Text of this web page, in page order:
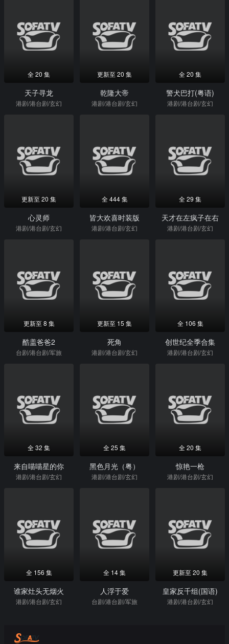
全 20 集
天子寻龙
港剧/港台剧/玄幻
更新至 20 集
乾隆大帝
港剧/港台剧/玄幻
全 20 集
警犬巴打(粤语)
港剧/港台剧/玄幻
更新至 20 集
心灵师
港剧/港台剧/玄幻
全 444 集
皆大欢喜时装版
港剧/港台剧/玄幻
全 29 集
天才在左疯子在右
港剧/港台剧/玄幻
更新至 8 集
酷盖爸爸2
台剧/港台剧/军旅
更新至 15 集
死角
港剧/港台剧/玄幻
全 106 集
创世纪全季合集
港剧/港台剧/玄幻
全 32 集
来自喵喵星的你
港剧/港台剧/玄幻
全 25 集
黑色月光（粤）
港剧/港台剧/玄幻
全 20 集
惊艳一枪
港剧/港台剧/玄幻
全 156 集
谁家灶头无烟火
港剧/港台剧/玄幻
全 14 集
人浮于爱
台剧/港台剧/军旅
更新至 20 集
皇家反千组(国语)
港剧/港台剧/玄幻